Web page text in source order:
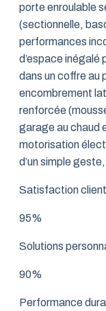
porte enroulable
(sectionnelle,
performances
d’espace inégalé
dans un coffre au
encombrement
renforcée
garage au chaud
motorisation
d’un simple
Satisfaction client
95%
Solutions
90%
Performance